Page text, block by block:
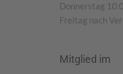
Donnerstag
Freitag nach
Mitglied im